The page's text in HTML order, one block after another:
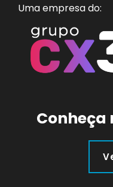
Uma empresa do:
Conheça